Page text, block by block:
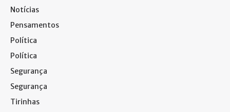
Notícias
Pensamentos
Política
Política
Segurança
Segurança
Tirinhas